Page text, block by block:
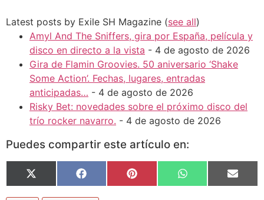
Latest posts by Exile SH Magazine (see all)
Amyl And The Sniffers, gira por España, película y
disco en directo a la vista - 4 de agosto de 2026
Gira de Flamin Groovies. 50 aniversario ‘Shake
Some Action’. Fechas, lugares, entradas
anticipadas… - 4 de agosto de 2026
Risky Bet: novedades sobre el próximo disco del
trío rocker navarro. - 4 de agosto de 2026
Puedes compartir este artículo en:
X
(Twitter)
Facebook Pinterest WhatsApp Email